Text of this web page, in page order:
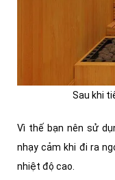
Sau khi
Vì thế bạn nên sử
nhạy cảm khi đi ra
nhiệt độ cao.